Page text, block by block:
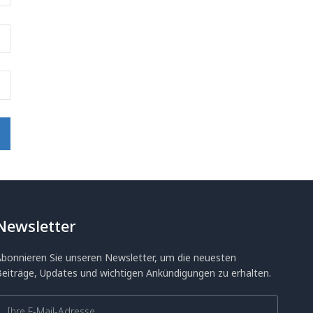
Sie unseren Newsletter, um die neuesten
Updates und wichtigen Ankündigungen zu erhalten.